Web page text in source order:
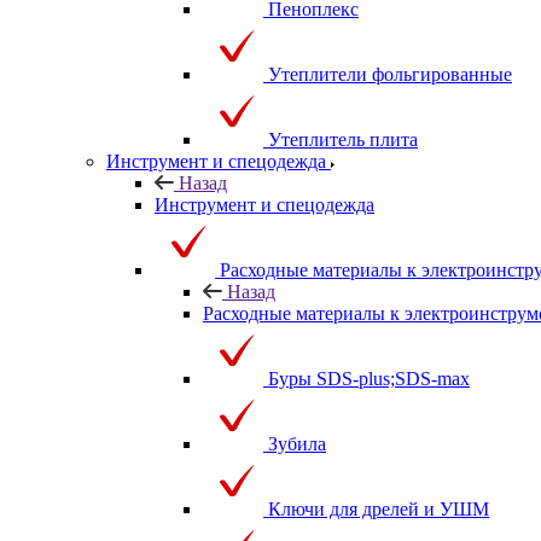
Пеноплекс
Утеплители фольгированные
Утеплитель плита
Инструмент и спецодежда
Назад
Инструмент и спецодежда
Расходные материалы к
Назад
Расходные материалы к
Буры SDS-plus;SDS-max
Зубила
Ключи для дрелей и УШМ